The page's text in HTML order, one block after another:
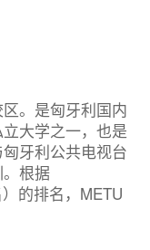
。是匈牙利国内
大学之一，也是
牙利公共电视台
根据
的排名，METU